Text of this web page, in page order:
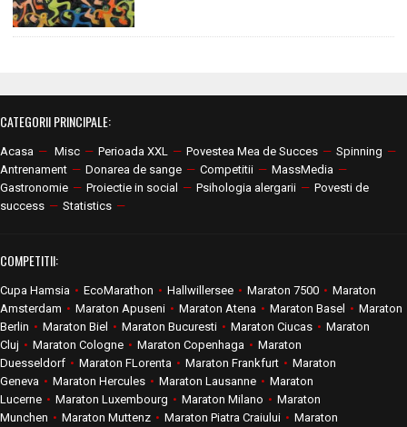
CATEGORII PRINCIPALE:
Acasa — Misc — Perioada XXL — Povestea Mea de Succes — Spinning —
Antrenament — Donarea de sange — Competitii — MassMedia —
Gastronomie — Proiectie in social — Psihologia alergarii — Povesti de
success — Statistics —
COMPETITII:
Cupa Hamsia • EcoMarathon • Hallwillersee • Maraton 7500 • Maraton
Amsterdam • Maraton Apuseni • Maraton Atena • Maraton Basel • Maraton
Berlin • Maraton Biel • Maraton Bucuresti • Maraton Ciucas • Maraton
Cluj • Maraton Cologne • Maraton Copenhaga • Maraton
Duesseldorf • Maraton FLorenta • Maraton Frankfurt • Maraton
Geneva • Maraton Hercules • Maraton Lausanne • Maraton
Lucerne • Maraton Luxembourg • Maraton Milano • Maraton
Munchen • Maraton Muttenz • Maraton Piatra Craiului • Maraton